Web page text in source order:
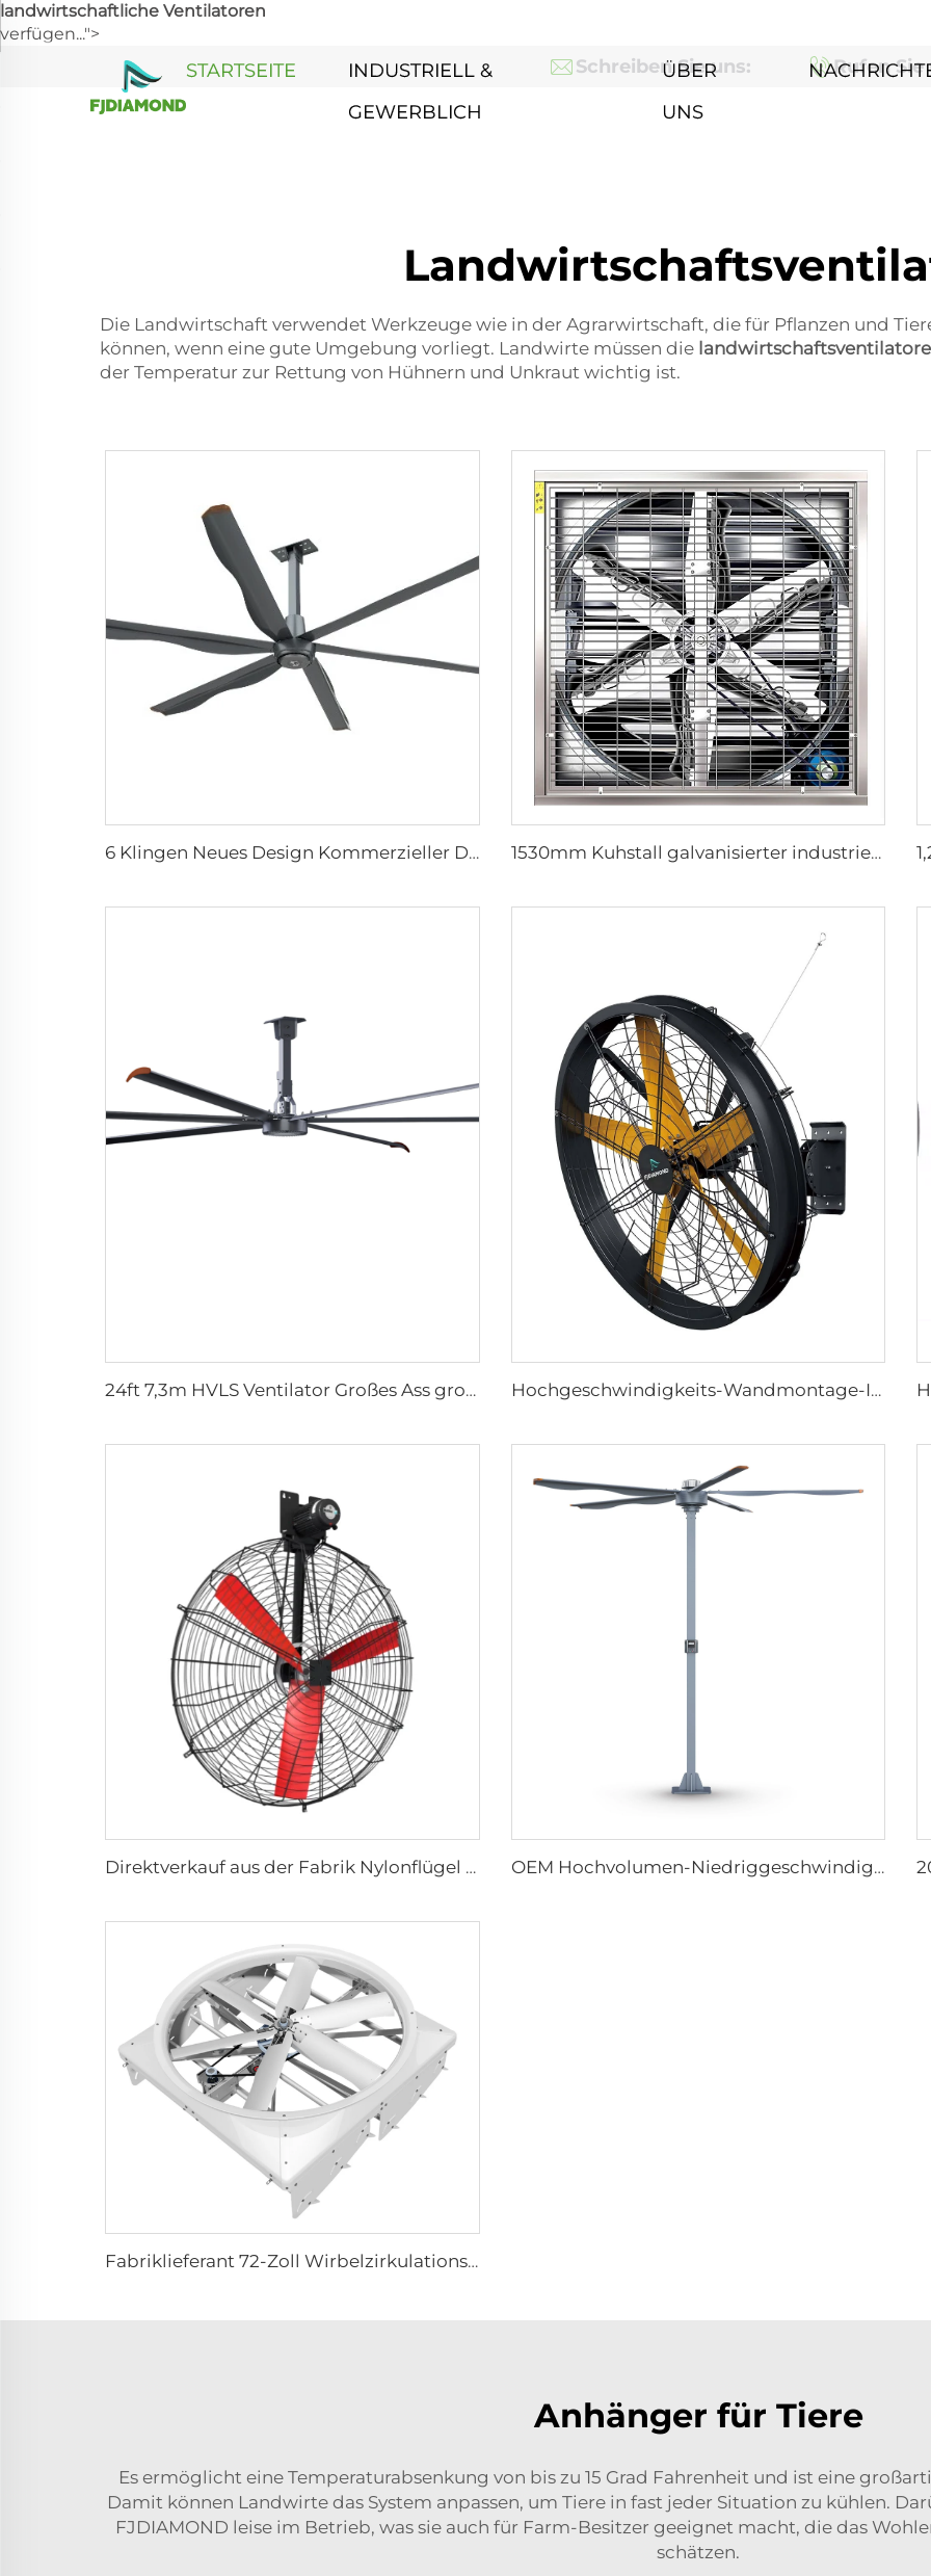
landwirtschaftliche Ventilatoren
verfügen...">
Schreiben Sie uns: Rufen Sie
STARTSEITE
INDUSTRIELL &
GEWERBLICH
ÜBER
UNS
Die Landwirtschaft verwendet Werkzeuge wie in der Agrarwirtschaft, die für Pflanzen und
können, wenn eine gute Umgebung vorliegt. Landwirte müssen die
der Temperatur zur Rettung von Hühnern und Unkraut wichtig ist.
6 Klingen Neues Design Kommerzieller Deckenventilator mit AC-Motor 1530mm Kuhstall galvanisierter industrieller rostfreier Stahlwandlüfter, Ventilations-Abluftlüfter
24ft 7,3m HVLS Ventilator Großes Ass großes Ventilatorkonstrukt Elektrischer Industrie-Deckenbarnventilator Hochgeschwindigkeits-Wandmontage-Industriefans für Lagerhallen, hohe Qualität mit 220V-Motor für Fertigungsbetriebe, Restaurants, Bauernhöfe und Hotels
Direktverkauf aus der Fabrik Nylonflügel Kühlventilator für Milchviehställe und Rindfarmhäuser, industrielle Lüftungsventilatoren OEM Hochvolumen-Niedriggeschwindigkeit 16ft 5m PMSM-Motor Riesenfan, Stangentyp-Fan
Fabriklieferant 72-Zoll Wirbelzirkulationsventilatoren Energieeinsparndes Belüftungssystem für Rinderställe Dachlüftungen
Anhänger für Tiere
Es ermöglicht eine Temperaturabsenkung von bis zu 15 Grad Fahrenheit und ist eine
Damit können Landwirte das System anpassen, um Tiere in fast jeder Situation zu kühlen.
FJDIAMOND leise im Betrieb, was sie auch für Farm-Besitzer geeignet macht, die das
schätzen.